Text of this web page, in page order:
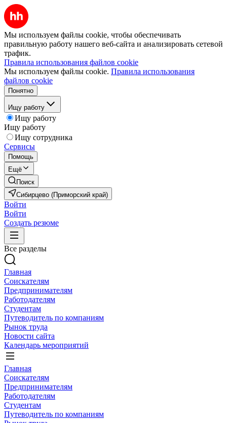
Мы используем файлы cookie, чтобы обеспечивать
правильную работу нашего веб-сайта и анализировать сетевой
трафик.
Правила использования файлов cookie
Мы используем файлы cookie. Правила использования
файлов cookie
Понятно
Ищу работу
Ищу работу
Ищу работу
Ищу сотрудника
Сервисы
Помощь
Ещё
Поиск
Сибирцево (Приморский край)
Войти
Войти
Создать резюме
Все разделы
Главная
Соискателям
Предпринимателям
Работодателям
Студентам
Путеводитель по компаниям
Рынок труда
Новости сайта
Календарь мероприятий
Главная
Соискателям
Предпринимателям
Работодателям
Студентам
Путеводитель по компаниям